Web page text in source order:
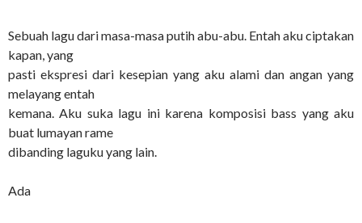
Sebuah lagu dari masa-masa putih abu-abu. Entah aku ciptakan
kapan, yang
pasti ekspresi dari kesepian yang aku alami dan angan yang
melayang entah
kemana. Aku suka lagu ini karena komposisi bass yang aku
buat lumayan rame
dibanding laguku yang lain.
Ada